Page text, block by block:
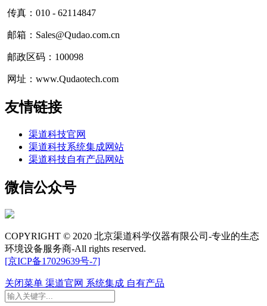
传真：010 - 62114847
邮箱：Sales@Qudao.com.cn
邮政区码：100098
网址：www.Qudaotech.com
友情链接
渠道科技官网
渠道科技系统集成网站
渠道科技自有产品网站
微信公众号
COPYRIGHT © 2020 北京渠道科学仪器有限公司-专业的生态
环境设备服务商-All rights reserved.
[京ICP备17029639号-7]
关闭菜单 渠道官网 系统集成 自有产品